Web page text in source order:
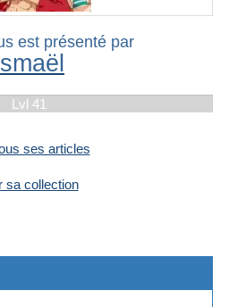
est présenté par
Lvl 41
ses articles
sa collection